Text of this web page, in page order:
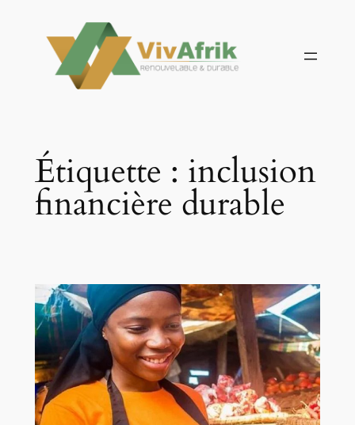
contenu
Étiquette : inclusion
financière durable